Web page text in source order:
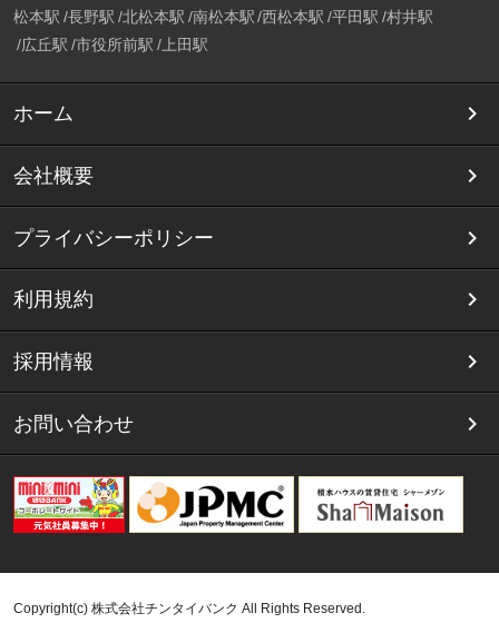
松本駅 長野駅 北松本駅 南松本駅 西松本駅 平田駅 村井駅
広丘駅 市役所前駅 上田駅
ホーム
会社概要
プライバシーポリシー
利用規約
採用情報
お問い合わせ
Copyright(c) 株式会社チンタイバンク All Rights Reserved.